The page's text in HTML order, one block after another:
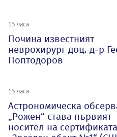
15 часа
Почина известният
неврохирург доц. д-р
Поптодоров
15 часа
Астрономическа
„Рожен“ става първият
носител на сертификата